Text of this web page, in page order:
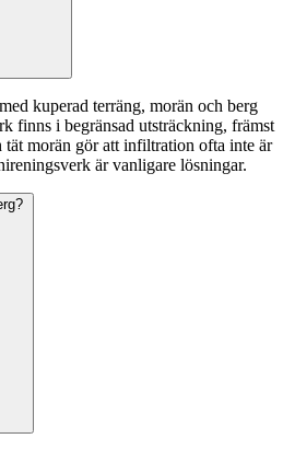
kuperad terräng, morän och berg
finns i begränsad utsträckning, främst
morän gör att infiltration ofta inte är
är vanligare lösningar.